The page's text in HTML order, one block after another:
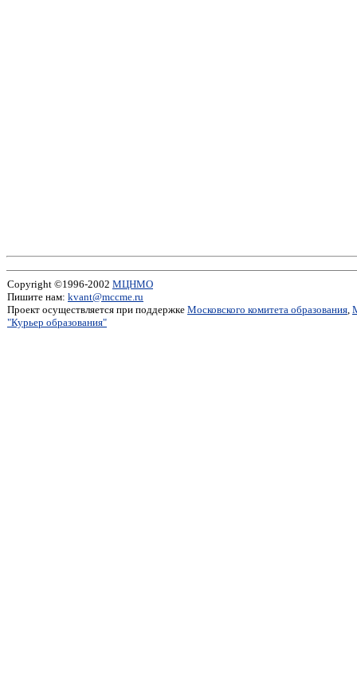
Copyright ©1996-2002 МЦНМО
Пишите нам: kvant@mccme.ru
Проект осуществляется при поддержке Московского комитета образования,
"Курьер образования"